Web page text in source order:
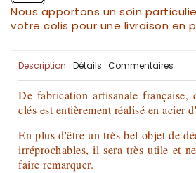
Nous apportons un soin
votre colis pour une livraison en
Description Détails Commentaires
De fabricationartisanale française,
clés est entièrement réalisé en acier
En plus d'être un très bel objet de
irréprochables, il sera très utile et
faire remarquer.